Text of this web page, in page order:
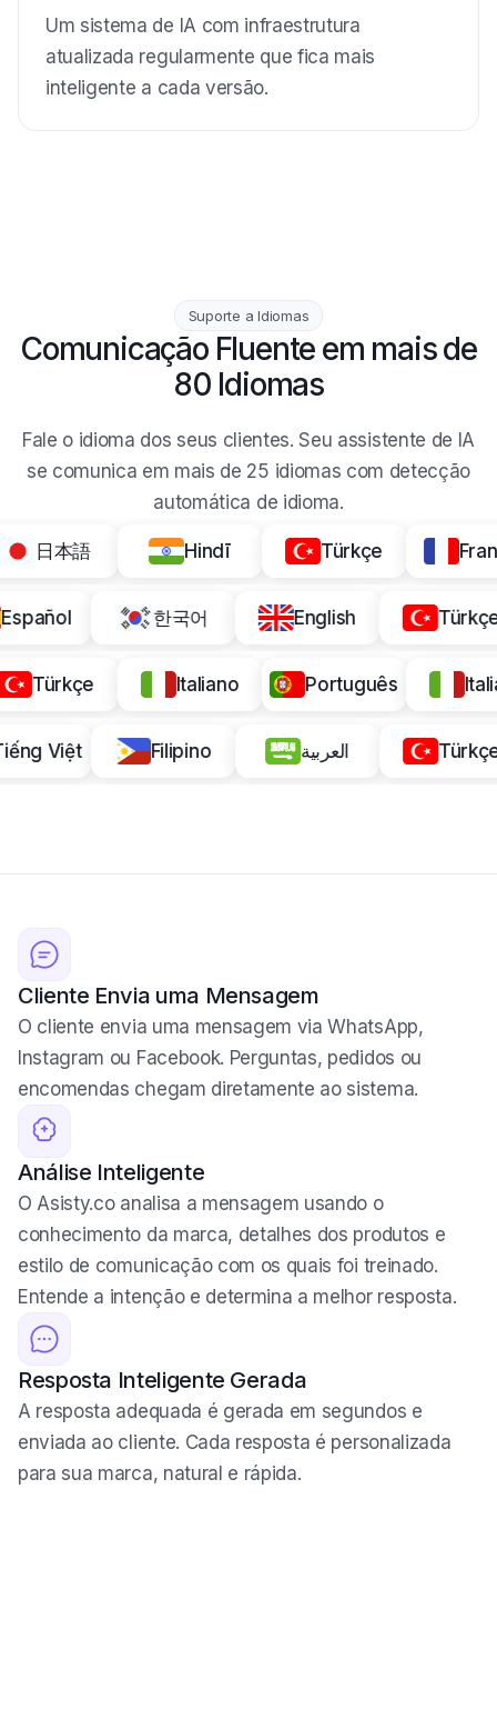
Um sistema de IA com infraestrutura
atualizada regularmente que fica mais
inteligente a cada versão.
Suporte a Idiomas
Comunicação Fluente em mais de
80 Idiomas
Fale o idioma dos seus clientes. Seu assistente de IA
se comunica em mais de 25 idiomas com detecção
automática de idioma.
日本語 Hindī Türkçe
Español 한국어 English
Türkçe Italiano Português
Tiếng Việt Filipino العربية
Cliente Envia uma Mensagem
O cliente envia uma mensagem via WhatsApp,
Instagram ou Facebook. Perguntas, pedidos ou
encomendas chegam diretamente ao sistema.
Análise Inteligente
O Asisty.co analisa a mensagem usando o
conhecimento da marca, detalhes dos produtos e
estilo de comunicação com os quais foi treinado.
Entende a intenção e determina a melhor resposta.
Resposta Inteligente Gerada
A resposta adequada é gerada em segundos e
enviada ao cliente. Cada resposta é personalizada
para sua marca, natural e rápida.